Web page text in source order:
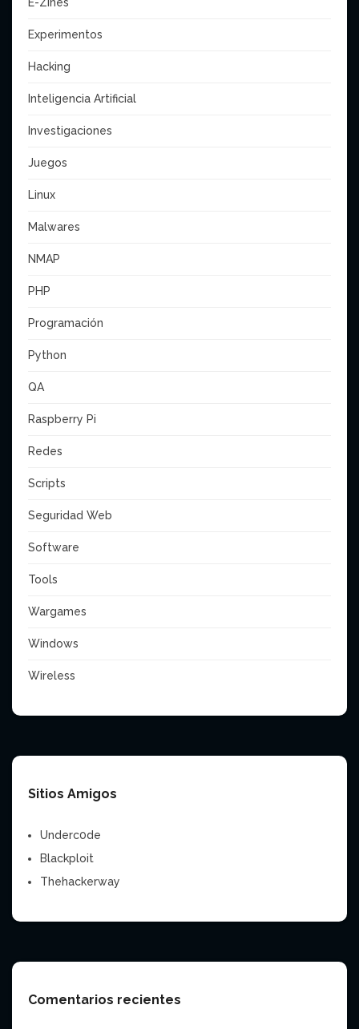
E-Zines
Experimentos
Hacking
Inteligencia Artificial
Investigaciones
Juegos
Linux
Malwares
NMAP
PHP
Programación
Python
QA
Raspberry Pi
Redes
Scripts
Seguridad Web
Software
Tools
Wargames
Windows
Wireless
Sitios Amigos
Underc0de
Blackploit
Thehackerway
Comentarios recientes